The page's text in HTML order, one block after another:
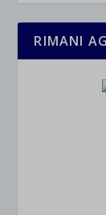
RIMANI